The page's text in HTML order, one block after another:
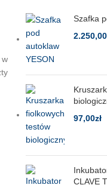
Szafka
2.250,00
97,00zł
CLAVE